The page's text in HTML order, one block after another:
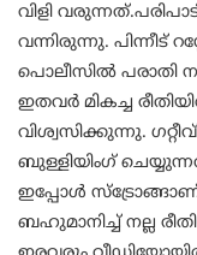
വിളി
വന്നിരുന്നു. പിന്നീട്
പൊലീസിൽ പരാതി
ഇതവർ മികച്ച
വിശ്വസിക്കുന്നു.
ബുള്ളിയിം​ഗ്
ഇപ്പോൾ
ബഹുമാനിച്ച് നല്ല